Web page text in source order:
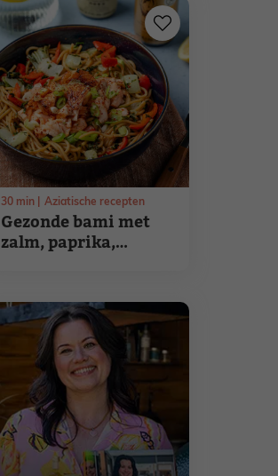
Gezonde bami met
zalm, paprika,
30 min Aziatische recepten